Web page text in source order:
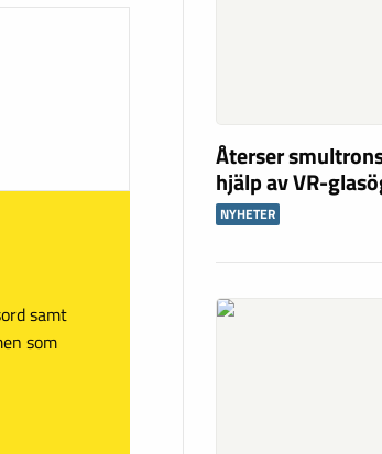
samt
som
Återser
hjälp av VR-
NYHETER